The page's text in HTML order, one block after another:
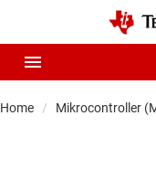
Home Mikrocontroller